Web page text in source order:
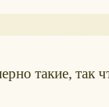
такие, так